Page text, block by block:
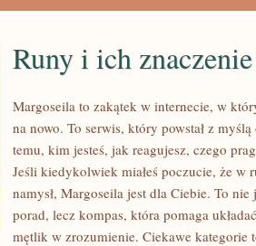
RUNY
Runy i ich znaczenie
Margoseila to zakątek w internecie, w
na nowo. To serwis, który powstał z
temu, kim jesteś, jak reagujesz, czego
Jeśli kiedykolwiek miałeś poczucie, że w
namysł, Margoseila jest dla Ciebie. To
porad, lecz kompas, która pomaga
mętlik w zrozumienie. Ciekawe kategorie